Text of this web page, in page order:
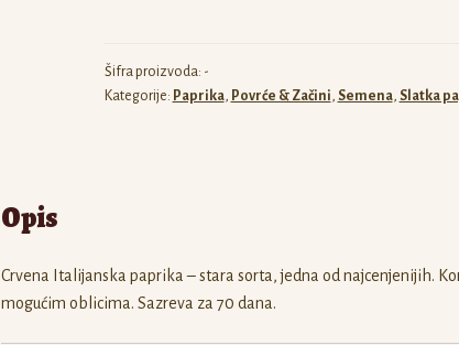
Šifra proizvoda: -
Kategorije: Paprika, Povrće & Začini , Semena, Slatka
Opis
Crvena Italijanska paprika – stara sorta, jedna od najcenjenijih.
mogućim oblicima. Sazreva za 70 dana.